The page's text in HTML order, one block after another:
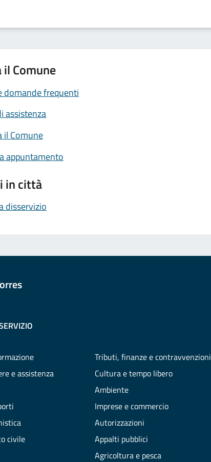
Comune
domande frequenti
assistenza
il Comune
appuntamento
in città
disservizio
e assistenza
civile
Tributi, finanze e contravvenzioni
Cultura e tempo libero
Ambiente
Imprese e commercio
Autorizzazioni
Appalti pubblici
Agricoltura e pesca